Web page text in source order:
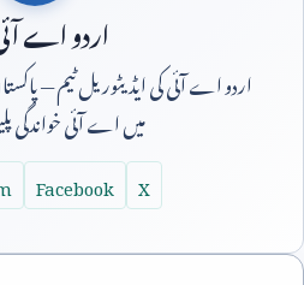
اردو اے
اردو اے آئی کی ایڈیٹوریل ٹیم —
میں اے آئی
X
Facebook